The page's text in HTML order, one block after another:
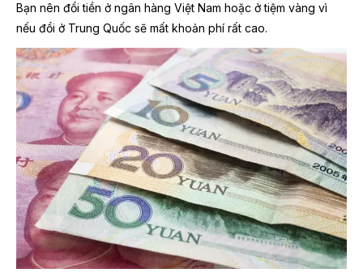
Bạn nên đổi tiền ở ngân hàng Việt Nam hoặc ở tiệm vàng vì
nếu đổi ở Trung Quốc sẽ mất khoản phí rất cao.